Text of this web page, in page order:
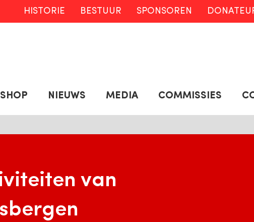
HISTORIE BESTUUR SPONSOREN
NIEUWS MEDIA COMMISSIES
van